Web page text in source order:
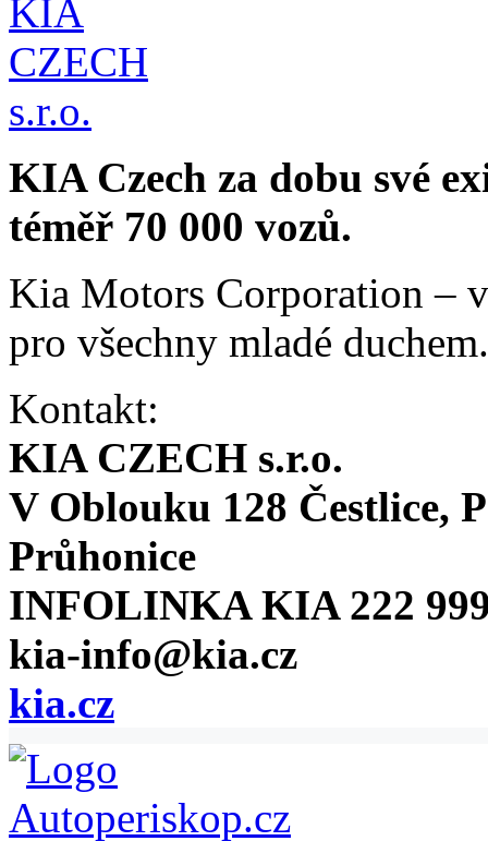
KIA Czech za dobu své
téměř 70 000 vozů.
Kia Motors Corporation –
pro všechny mladé duchem.
Kontakt:
KIA CZECH s.r.o.
V Oblouku 128 Čestlice,
Průhonice
INFOLINKA KIA 222
kia-info@kia.cz
kia.cz